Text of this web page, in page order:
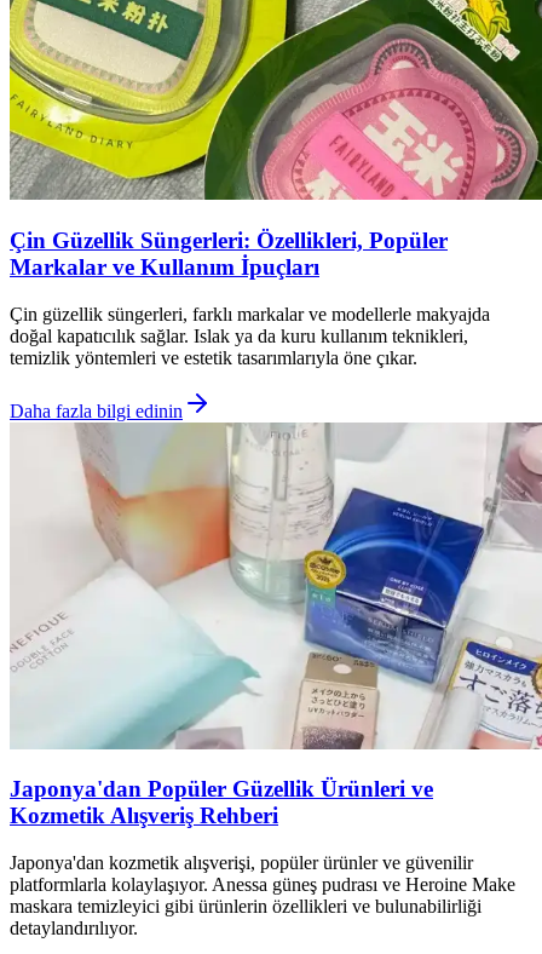
Çin Güzellik Süngerleri: Özellikleri, Popüler
Markalar ve Kullanım İpuçları
Çin güzellik süngerleri, farklı markalar ve modellerle makyajda
doğal kapatıcılık sağlar. Islak ya da kuru kullanım teknikleri,
temizlik yöntemleri ve estetik tasarımlarıyla öne çıkar.
Daha fazla bilgi edinin
Japonya'dan Popüler Güzellik Ürünleri ve
Kozmetik Alışveriş Rehberi
Japonya'dan kozmetik alışverişi, popüler ürünler ve güvenilir
platformlarla kolaylaşıyor. Anessa güneş pudrası ve Heroine Make
maskara temizleyici gibi ürünlerin özellikleri ve bulunabilirliği
detaylandırılıyor.